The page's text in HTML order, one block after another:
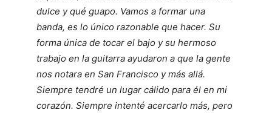
dulce y qué guapo. Vamos a formar una
banda, es lo único razonable que hacer. Su
forma única de tocar el bajo y su hermoso
trabajo en la guitarra ayudaron a que la gente
nos notara en San Francisco y más allá.
Siempre tendré un lugar cálido para él en mi
corazón. Siempre intenté acercarlo más, pero